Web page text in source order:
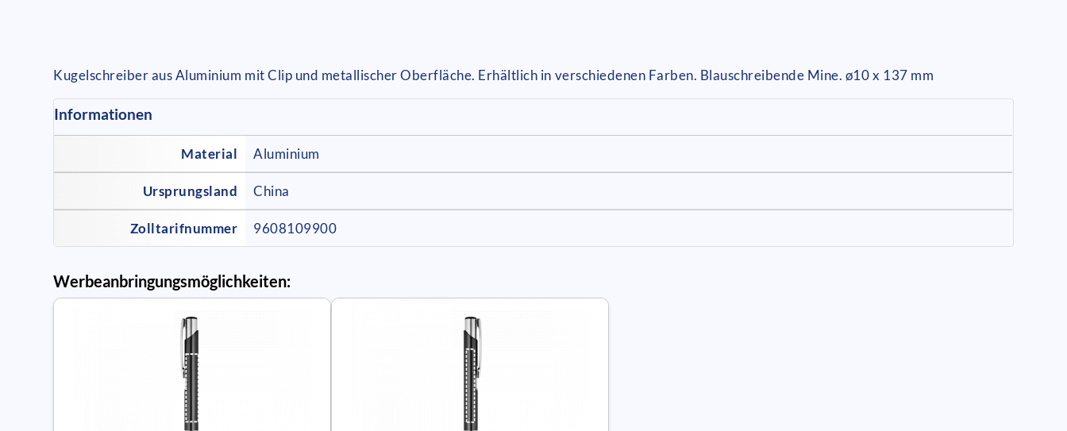
Kugelschreiber aus Aluminium mit Clip und metallischer Oberfläche. Erhältlich in verschiedenen Farben. Blauschreibende Mine. ø10 x 137 mm
Informationen
Material Aluminium
Ursprungsland China
Zolltarifnummer 9608109900
Werbeanbringungsmöglichkeiten: